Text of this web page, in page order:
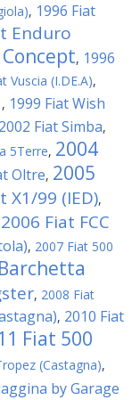
, 1996 Fiat
Enduro
, 1996
Vuscia (I.DE.A),
, 1999 Fiat Wish
2002 Fiat Simba,
5Terre, 2004
Oltre, 2005
X1/99 (IED),
2006 Fiat FCC
, 2007 Fiat 500
, 2008 Fiat
, 2010 Fiat
Fiat 500
(Castagna),
by Garage